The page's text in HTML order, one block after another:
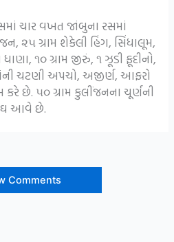
ચાર વખત જાંબુના રસમાં
૨૫ ગ્રામ શેકેલી હિંગ, સિંધાલૂમ,
૧૦ ગ્રામ જીરું, ૧ ઝૂડી ફૂદીનો,
ચટણી અપચો, અજીર્ણ, આફરો
છે. ૫૦ ગ્રામ કુલીંજનના ચૂર્ણની
આવે છે.
Comments